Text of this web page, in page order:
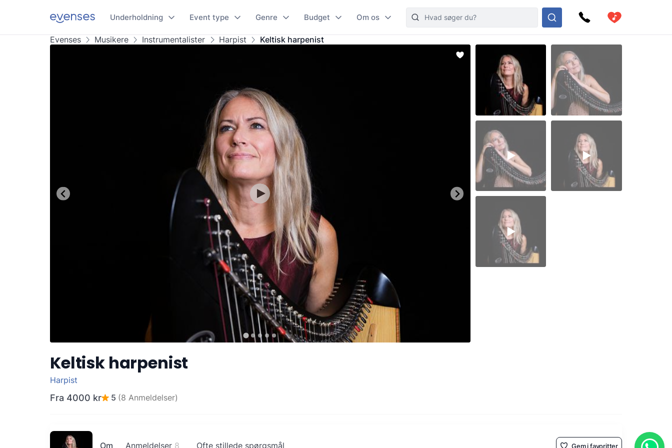
Underholdning Event type Genre Budget Om os
Evenses Musikere Instrumentalister Harpist Keltisk harpenist
Keltisk harpenist
Harpist
Fra 4000 kr 5 (8 Anmeldelser)
Om Anmeldelser 8 Ofte stillede spørgsmål Gem i favoritter